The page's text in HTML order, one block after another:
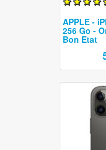
APPLE -
256 Go -
Bon Etat